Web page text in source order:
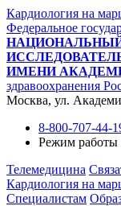
Кардиология на
Федеральное
ИМЕНИ
здравоохранения
Москва, ул.
8-800-707-44-
Режим работы
Телемедицина
Кардиология на
Специалистам